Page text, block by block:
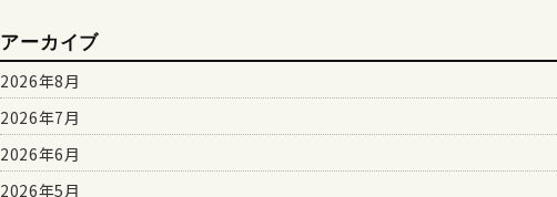
アーカイブ
2026年8月
2026年7月
2026年6月
2026年5月